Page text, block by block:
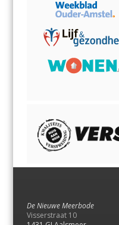
De Nieuwe Meerbode
Visserstraat 10